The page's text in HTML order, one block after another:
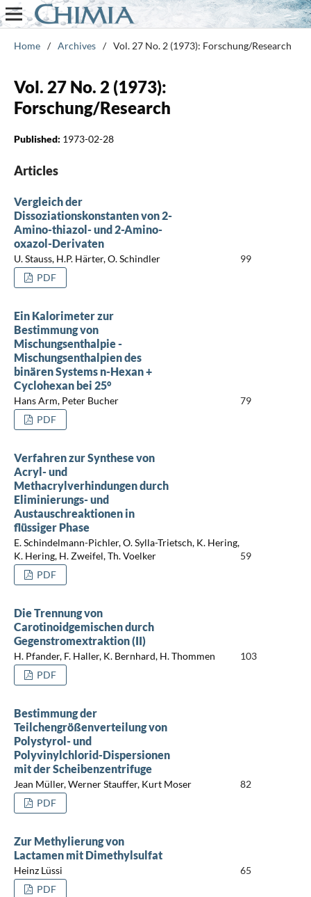
Home / Archives / Vol. 27 No. 2 (1973): Forschung/Research
Vol. 27 No. 2 (1973):
Forschung/Research
Published: 1973-02-28
Articles
Vergleich der
Dissoziationskonstanten von 2-
Amino-thiazol- und 2-Amino-
oxazol-Derivaten
U. Stauss, H.P. Härter, O. Schindler
99
PDF
Ein Kalorimeter zur
Bestimmung von
Mischungsenthalpie -
Mischungsenthalpien des
binären Systems n-Hexan +
Cyclohexan bei 25°
Hans Arm, Peter Bucher
79
PDF
Verfahren zur Synthese von
Acryl- und
Methacrylverhindungen durch
Eliminierungs- und
Austauschreaktionen in
flüssiger Phase
E. Schindelmann-Pichler, O. Sylla-Trietsch, K. Hering,
K. Hering, H. Zweifel, Th. Voelker
59
PDF
Die Trennung von
Carotinoidgemischen durch
Gegenstromextraktion (II)
H. Pfander, F. Haller, K. Bernhard, H. Thommen
103
PDF
Bestimmung der
Teilchengrößenverteilung von
Polystyrol- und
Polyvinylchlorid-Dispersionen
mit der Scheibenzentrifuge
Jean Müller, Werner Stauffer, Kurt Moser
82
PDF
Zur Methylierung von
Lactamen mit Dimethylsulfat
Heinz Lüssi
65
PDF